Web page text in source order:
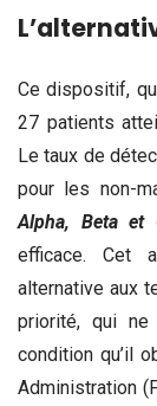
Ce dispositif,
27 patients
Le taux de
pour les non-
Alpha, Beta et
efficace. Cet
alternative aux
priorité, qui
condition qu’il
Administration